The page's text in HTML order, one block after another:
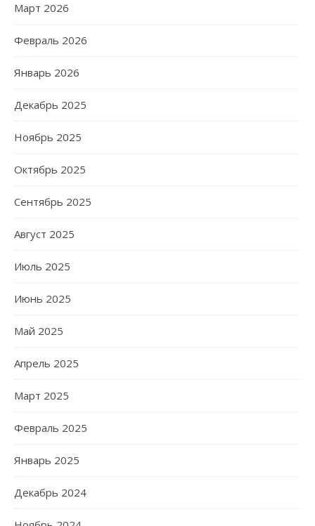
Март 2026
Февраль 2026
Январь 2026
Декабрь 2025
Ноябрь 2025
Октябрь 2025
Сентябрь 2025
Август 2025
Июль 2025
Июнь 2025
Май 2025
Апрель 2025
Март 2025
Февраль 2025
Январь 2025
Декабрь 2024